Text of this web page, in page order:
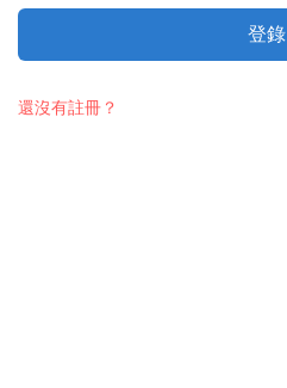
登錄
還沒有註冊？